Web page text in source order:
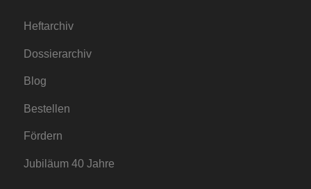
Heftarchiv
Dossierarchiv
Blog
Bestellen
Fördern
Jubiläum 40 Jahre